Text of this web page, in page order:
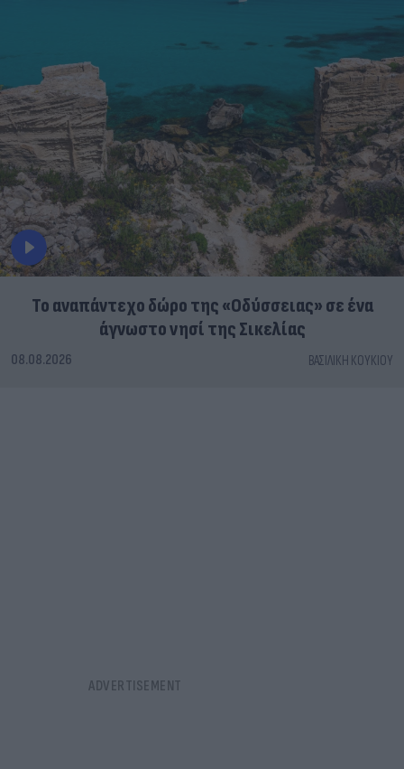
To αναπάντεχο δώρο της «Οδύσσειας» σε ένα
άγνωστο νησί της Σικελίας
08.08.2026 ΒΑΣΙΛΙΚΉ ΚΟΥΚΊΟΥ